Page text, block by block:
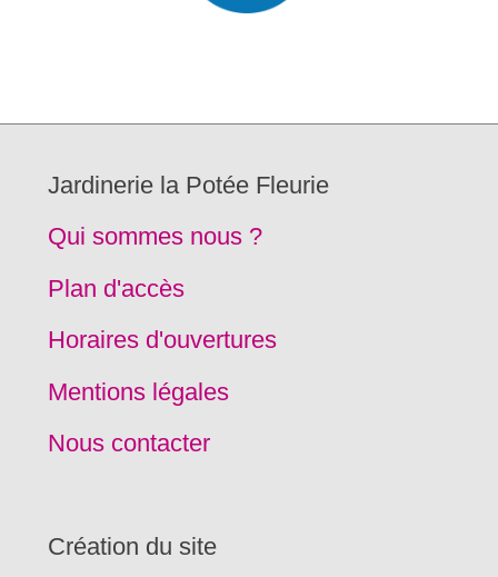
Jardinerie la Potée Fleurie
Qui sommes nous ?
Plan d'accès
Horaires d'ouvertures
Mentions légales
Nous contacter
Création du site